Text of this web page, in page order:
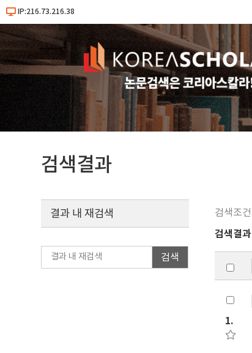
IP:216.73.216.38
검색결과
검색조건
결과 내 재검색
검색
검색결과
1.